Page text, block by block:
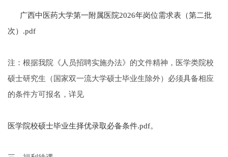
广西中医药大学第一附属医院2026年岗位需求表（第二批
次）.pdf
注：根据我院《人员招聘实施办法》的文件精神，医学类院校
硕士研究生（国家双一流大学硕士毕业生除外）必须具备相应
的条件方可报名，详见
医学院校硕士毕业生择优录取必备条件.pdf。